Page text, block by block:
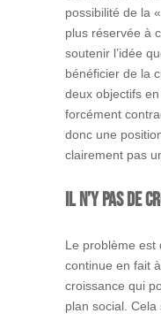
possibilité de la
plus réservée à
soutenir l’idée
bénéficier de la
deux objectifs
forcément
donc une
clairement pas
Il n’y pas de
Le problème est
continue en fait
croissance qui
plan social.